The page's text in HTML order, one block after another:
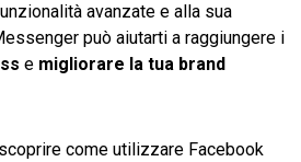
avanzate e alla sua
può aiutarti a raggiungere i
e migliorare la tua brand
come utilizzare Facebook